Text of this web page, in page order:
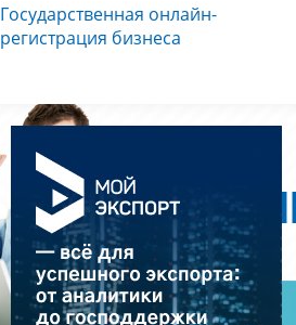
Государственная онлайн-
регистрация бизнеса